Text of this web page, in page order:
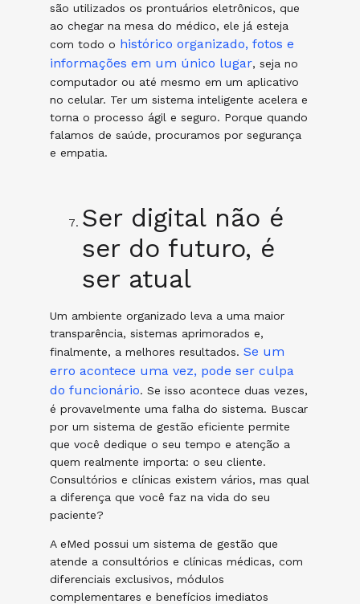
são utilizados os prontuários eletrônicos, que
ao chegar na mesa do médico, ele já esteja
com todo o histórico organizado, fotos e
informações em um único lugar, seja no
computador ou até mesmo em um aplicativo
no celular. Ter um sistema inteligente acelera e
torna o processo ágil e seguro. Porque quando
falamos de saúde, procuramos por segurança
e empatia.
Ser digital não é
ser do futuro, é
ser atual
Um ambiente organizado leva a uma maior
transparência, sistemas aprimorados e,
finalmente, a melhores resultados. Se um
erro acontece uma vez, pode ser culpa
do funcionário. Se isso acontece duas vezes,
é provavelmente uma falha do sistema. Buscar
por um sistema de gestão eficiente permite
que você dedique o seu tempo e atenção a
quem realmente importa: o seu cliente.
Consultórios e clínicas existem vários, mas qual
a diferença que você faz na vida do seu
paciente?
A eMed possui um sistema de gestão que
atende a consultórios e clínicas médicas, com
diferenciais exclusivos, módulos
complementares e benefícios imediatos